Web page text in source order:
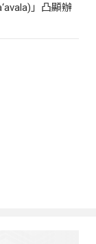
」凸顯辦